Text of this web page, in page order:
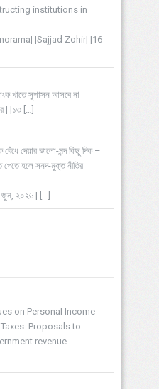
institutions in
|Sajjad Zohir| |16
খাতে সুশাসন আসবে না
| |১৩ […]
দেয়ার ভালো-মন্দ কিছু দিক –
পেতে হলে সনদ-মুক্ত নীতির
জুন, ২০২৬ | […]
on Personal Income
Proposals to
revenue